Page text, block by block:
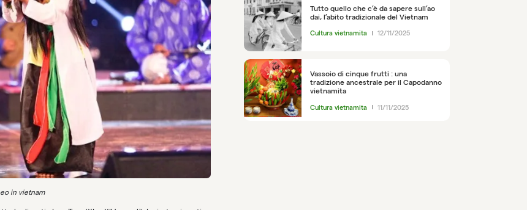
in vietnam
Tutto quello che c’è da sapere sull’ao
dai, l’abito tradizionale del Vietnam
Cultura vietnamita 12/11/2025
Vassoio di cinque frutti : una
tradizione ancestrale per il Capodanno
vietnamita
Cultura vietnamita 11/11/2025